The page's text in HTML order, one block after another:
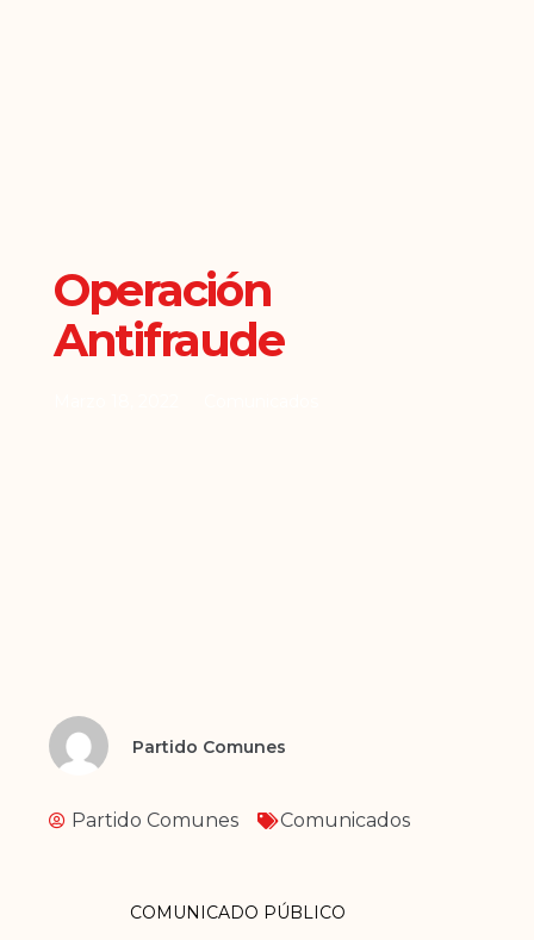
Operación
Antifraude
Partido Comunes
Partido Comunes Comunicados
COMUNICADO PÚBLICO